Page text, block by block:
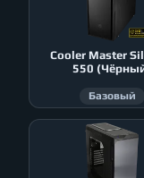
Cooler Master
550
Базовый